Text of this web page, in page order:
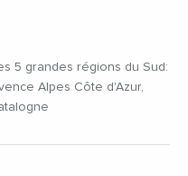
5 grandes régions du Sud:
Alpes Côte d'Azur,